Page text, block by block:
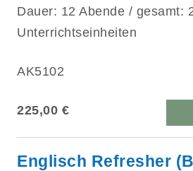
Dauer: 12 Abende / gesamt:
Unterrichtseinheiten
AK5102
225,00 €
Englisch Refresher